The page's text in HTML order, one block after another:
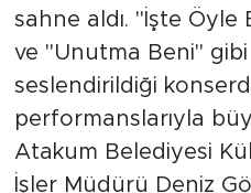
sahne aldı. "İşte Öyle
ve "Unutma Beni"
seslendirildiği
performanslarıyla
Atakum Belediyesi
İşler Müdürü Deniz